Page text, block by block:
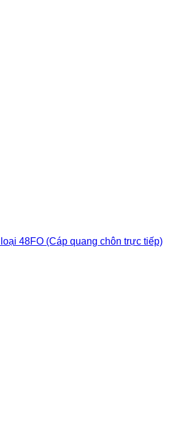
48FO (Cáp quang chôn trực tiếp)